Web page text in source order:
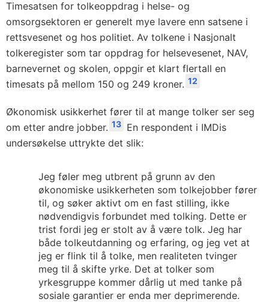
Timesatsen for tolkeoppdrag i helse- og
omsorgsektoren er generelt mye lavere enn satsene i
rettsvesenet og hos politiet. Av tolkene i Nasjonalt
tolkeregister som tar oppdrag for helsevesenet, NAV,
barnevernet og skolen, oppgir et klart flertall en
timesats på mellom 150 og 249 kroner. 12
Økonomisk usikkerhet fører til at mange tolker ser seg
om etter andre jobber. 13 En respondent i IMDis
undersøkelse uttrykte det slik:
Jeg føler meg utbrent på grunn av den
økonomiske usikkerheten som tolkejobber fører
til, og søker aktivt om en fast stilling, ikke
nødvendigvis forbundet med tolking. Dette er
trist fordi jeg er stolt av å være tolk. Jeg har
både tolkeutdanning og erfaring, og jeg vet at
jeg er flink til å tolke, men realiteten tvinger
meg til å skifte yrke. Det at tolker som
yrkesgruppe kommer dårlig ut med tanke på
sosiale garantier er enda mer deprimerende.